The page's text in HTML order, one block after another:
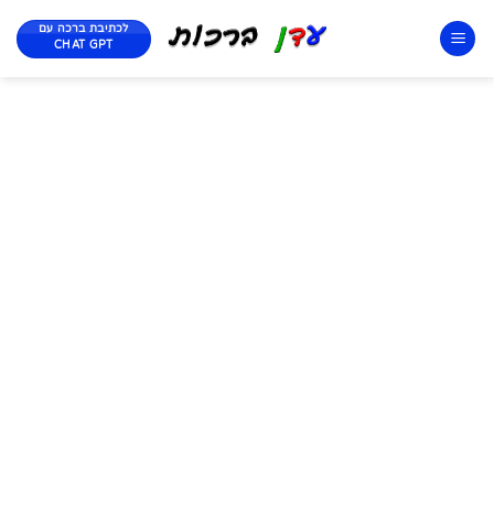
לכתיבת ברכה עם
CHAT GPT